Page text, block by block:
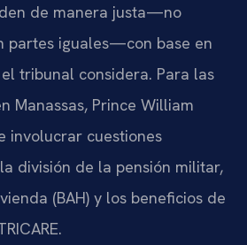
de manera justa—no
partes iguales—con base en
tribunal considera. Para las
Manassas, Prince William
involucrar cuestiones
división de la pensión militar,
(BAH) y los beneficios de